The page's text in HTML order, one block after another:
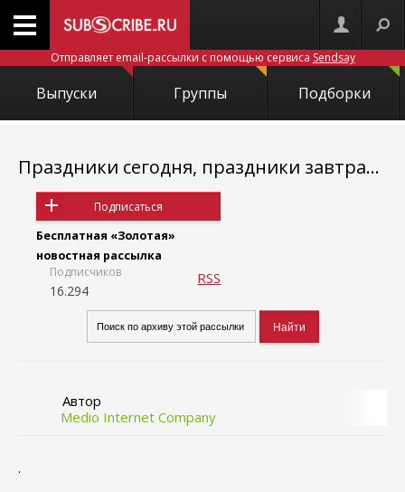
Отправляет email-рассылки с помощью сервиса Sendsay
Выпуски Группы Подборки
Праздники сегодня, праздники завтра...
Подписаться
Бесплатная «Золотая»
новостная рассылка
Подписчиков
16.294
RSS
Автор
Medio Internet Company
.